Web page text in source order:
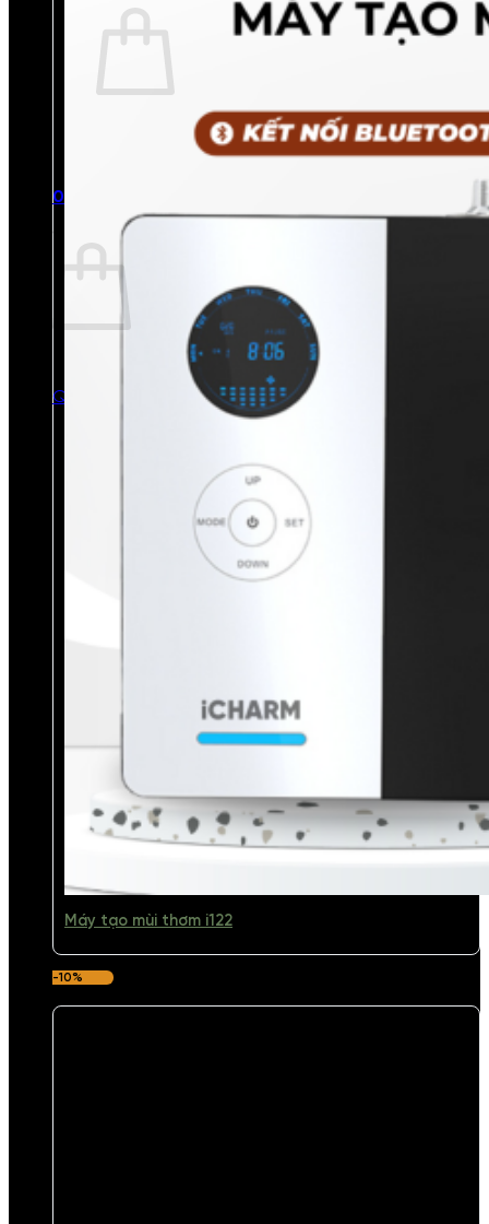
Chưa có sản phẩm trong giỏ hàng.
Quay trở lại cửa hàng
0
Giỏ hàng
Chưa có sản phẩm trong giỏ hàng.
Quay trở lại cửa hàng
Máy tạo mùi thơm i122
-10%